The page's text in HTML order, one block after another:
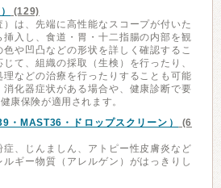
(129)
は、先端に高性能なスコープが付いた
入し、食道・胃・十二指腸の内部を観
や凹凸などの形状を詳しく確認するこ
て、組織の採取（生検）を行ったり、
などの治療を行ったりすることも可能
化器症状がある場合や、健康診断で要
康保険が適用されます。
・MAST36・ドロップスクリーン）
(6
、じんましん、アトピー性皮膚炎など
ギー物質（アレルゲン）がはっきりし